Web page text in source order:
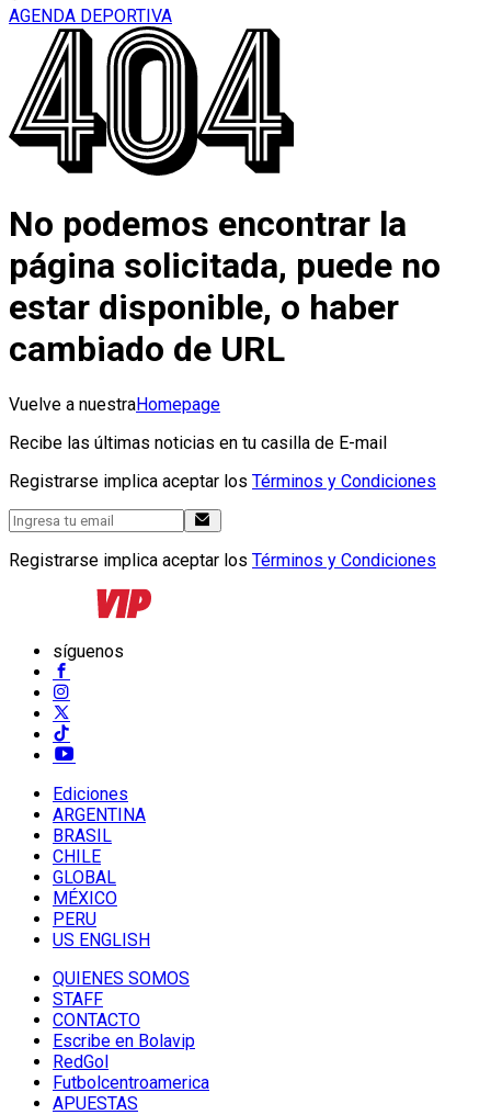
AGENDA DEPORTIVA
No podemos encontrar la
página solicitada, puede no
estar disponible, o haber
cambiado de URL
Vuelve a nuestraHomepage
Recibe las últimas noticias en tu casilla de E-mail
Registrarse implica aceptar los Términos y Condiciones
Registrarse implica aceptar los Términos y Condiciones
síguenos
Ediciones
ARGENTINA
BRASIL
CHILE
GLOBAL
MÉXICO
PERU
US ENGLISH
QUIENES SOMOS
STAFF
CONTACTO
Escribe en Bolavip
RedGol
Futbolcentroamerica
APUESTAS